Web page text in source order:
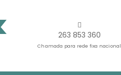
263 853 360
Chamada para rede fixa nacional